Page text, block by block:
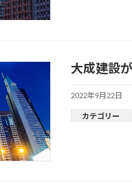
大成建設
2022年9月22日
カテゴリー